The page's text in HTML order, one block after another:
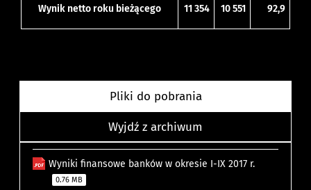
Wynik netto roku bieżącego 11 354 10 551 92,9
Pliki do pobrania
Wyjdź z archiwum
Wyniki finansowe banków w okresie I-IX 2017 r.
0.76 MB